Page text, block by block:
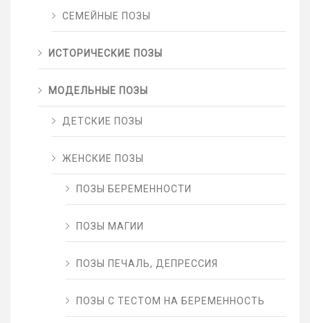
СЕМЕЙНЫЕ ПОЗЫ
ИСТОРИЧЕСКИЕ ПОЗЫ
МОДЕЛЬНЫЕ ПОЗЫ
ДЕТСКИЕ ПОЗЫ
ЖЕНСКИЕ ПОЗЫ
ПОЗЫ БЕРЕМЕННОСТИ
ПОЗЫ МАГИИ
ПОЗЫ ПЕЧАЛЬ, ДЕПРЕССИЯ
ПОЗЫ С ТЕСТОМ НА БЕРЕМЕННОСТЬ